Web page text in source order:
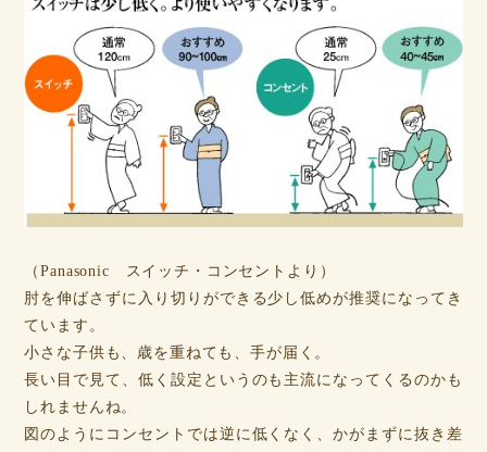
（Panasonic スイッチ・コンセントより）
肘を伸ばさずに入り切りができる少し低めが推奨になってき
ています。
小さな子供も、歳を重ねても、手が届く。
長い目で見て、低く設定というのも主流になってくるのかも
しれませんね。
図のようにコンセントでは逆に低くなく、かがまずに抜き差